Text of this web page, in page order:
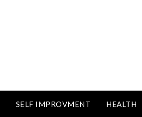
SELF IMPROVMENT HEALTH